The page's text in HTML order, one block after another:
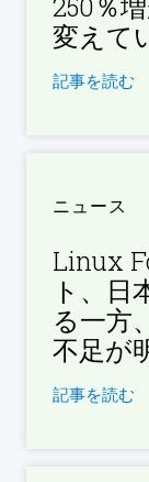
変えて
記事を読む
ニュース
Linux
ト、日
る一方
不足が
記事を読む